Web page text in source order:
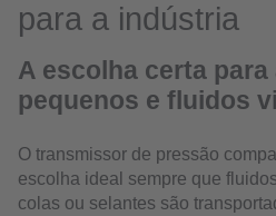
para a indústria
A escolha certa para
pequenos e fluidos
O transmissor de pressão
escolha ideal sempre que
colas ou selantes são